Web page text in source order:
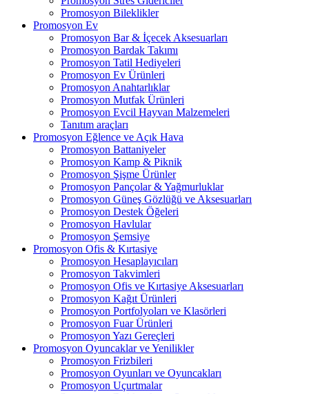
Promosyon Bileklikler
Promosyon Ev
Promosyon Bar & İçecek Aksesuarları
Promosyon Bardak Takımı
Promosyon Tatil Hediyeleri
Promosyon Ev Ürünleri
Promosyon Anahtarlıklar
Promosyon Mutfak Ürünleri
Promosyon Evcil Hayvan Malzemeleri
Tanıtım araçları
Promosyon Eğlence ve Açık Hava
Promosyon Battaniyeler
Promosyon Kamp & Piknik
Promosyon Şişme Ürünler
Promosyon Pançolar & Yağmurluklar
Promosyon Güneş Gözlüğü ve Aksesuarları
Promosyon Destek Öğeleri
Promosyon Havlular
Promosyon Şemsiye
Promosyon Ofis & Kırtasiye
Promosyon Hesaplayıcıları
Promosyon Takvimleri
Promosyon Ofis ve Kırtasiye Aksesuarları
Promosyon Kağıt Ürünleri
Promosyon Portfolyoları ve Klasörleri
Promosyon Fuar Ürünleri
Promosyon Yazı Gereçleri
Promosyon Oyuncaklar ve Yenilikler
Promosyon Frizbileri
Promosyon Oyunları ve Oyuncakları
Promosyon Uçurtmalar